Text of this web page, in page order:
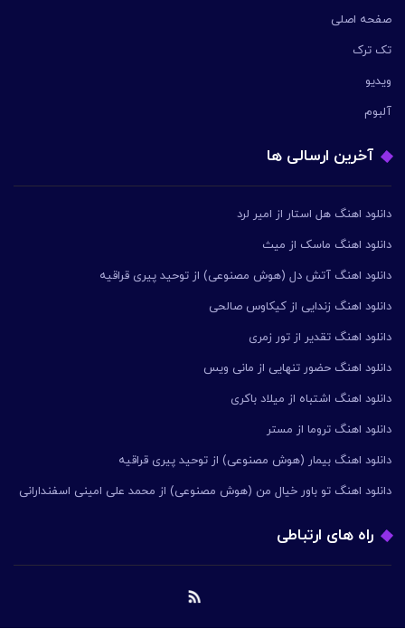
صفحه اصلی
تک ترک
ویدیو
آلبوم
آخرین ارسالی ها
دانلود اهنگ هل استار از امیر لرد
دانلود اهنگ ماسک از میث
دانلود اهنگ آتش دل (هوش مصنوعی) از توحید پیری قراقیه
دانلود اهنگ زندایی از کیکاوس صالحی
دانلود اهنگ تقدیر از تور زمری
دانلود اهنگ حضور تنهایی از مانی ویس
دانلود اهنگ اشتباه از میلاد باکری
دانلود اهنگ تروما از مستر
دانلود اهنگ بیمار (هوش مصنوعی) از توحید پیری قراقیه
دانلود اهنگ تو باور خیال من (هوش مصنوعی) از محمد علی امینی اسفندارانی
راه های ارتباطی